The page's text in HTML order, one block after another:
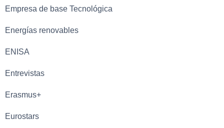
Empresa de base Tecnológica
Energías renovables
ENISA
Entrevistas
Erasmus+
Eurostars